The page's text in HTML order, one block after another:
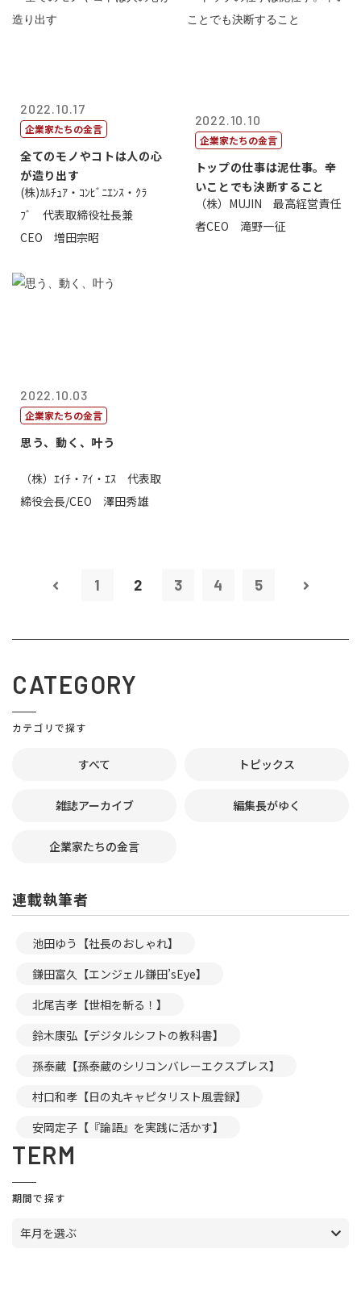
2022.10.17
企業家たちの金言
全てのモノやコトは人の心
が造り出す
(株)ｶﾙﾁｭｱ・ｺﾝﾋﾞﾆｴﾝｽ・ｸﾗ
ﾌﾞ 代表取締役社長兼
CEO 増田宗昭
2022.10.10
企業家たちの金言
トップの仕事は泥仕事。辛
いことでも決断すること
（株）MUJIN 最高経営責任
者CEO 滝野一征
2022.10.03
企業家たちの金言
思う、動く、叶う
（株）ｴｲﾁ・ｱｲ・ｴｽ 代表取
締役会長/CEO 澤田秀雄
1 2 3 4 5
CATEGORY
カテゴリで探す
すべて トピックス
雑誌アーカイブ 編集長がゆく
企業家たちの金言
連載執筆者
池田ゆう【社長のおしゃれ】
鎌田富久【エンジェル鎌田’sEye】
北尾吉孝【世相を斬る！】
鈴木康弘【デジタルシフトの教科書】
孫泰蔵【孫泰蔵のシリコンバレーエクスプレス】
村口和孝【日の丸キャピタリスト風雲録】
安岡定子【『論語』を実践に活かす】
TERM
期間で探す
年月を選ぶ